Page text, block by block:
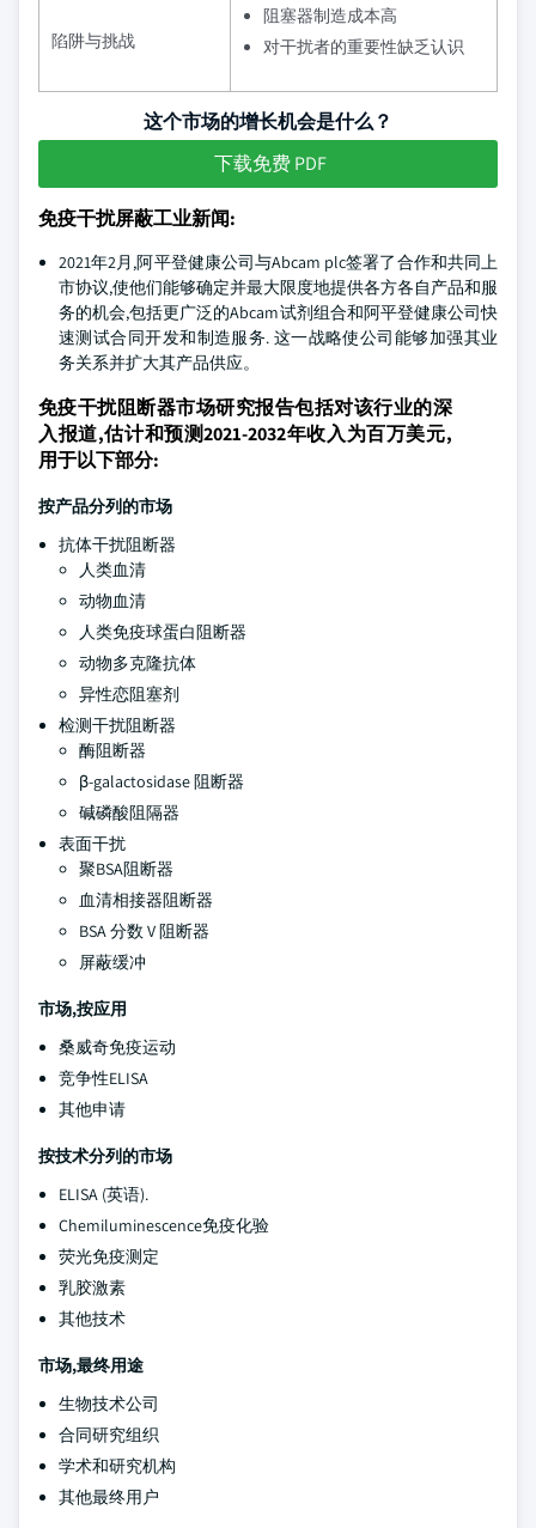
陷阱与挑战
阻塞器制造成本高
对干扰者的重要性缺乏认识
这个市场的增长机会是什么？
下载免费 PDF
免疫干扰屏蔽工业新闻:
2021年2月,阿平登健康公司与Abcam plc签署了合作和共同上
市协议,使他们能够确定并最大限度地提供各方各自产品和服
务的机会,包括更广泛的Abcam试剂组合和阿平登健康公司快
速测试合同开发和制造服务. 这一战略使公司能够加强其业
务关系并扩大其产品供应。
免疫干扰阻断器市场研究报告包括对该行业的深
入报道,估计和预测2021-2032年收入为百万美元,
用于以下部分:
按产品分列的市场
抗体干扰阻断器
人类血清
动物血清
人类免疫球蛋白阻断器
动物多克隆抗体
异性恋阻塞剂
检测干扰阻断器
酶阻断器
β-galactosidase 阻断器
碱磷酸阻隔器
表面干扰
聚BSA阻断器
血清相接器阻断器
BSA 分数 V 阻断器
屏蔽缓冲
市场,按应用
桑威奇免疫运动
竞争性ELISA
其他申请
按技术分列的市场
ELISA (英语).
Chemiluminescence免疫化验
荧光免疫测定
乳胶激素
其他技术
市场,最终用途
生物技术公司
合同研究组织
学术和研究机构
其他最终用户